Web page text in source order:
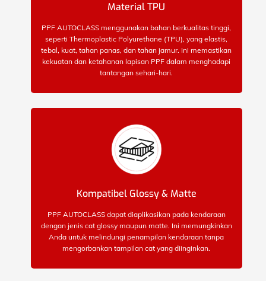
Material TPU
PPF AUTOCLASS menggunakan bahan berkualitas tinggi,
seperti Thermoplastic Polyurethane (TPU), yang elastis,
tebal, kuat, tahan panas, dan tahan jamur. Ini memastikan
kekuatan dan ketahanan lapisan PPF dalam menghadapi
tantangan sehari-hari.
Kompatibel Glossy & Matte
PPF AUTOCLASS dapat diaplikasikan pada kendaraan
dengan jenis cat glossy maupun matte. Ini memungkinkan
Anda untuk melindungi penampilan kendaraan tanpa
mengorbankan tampilan cat yang diinginkan.